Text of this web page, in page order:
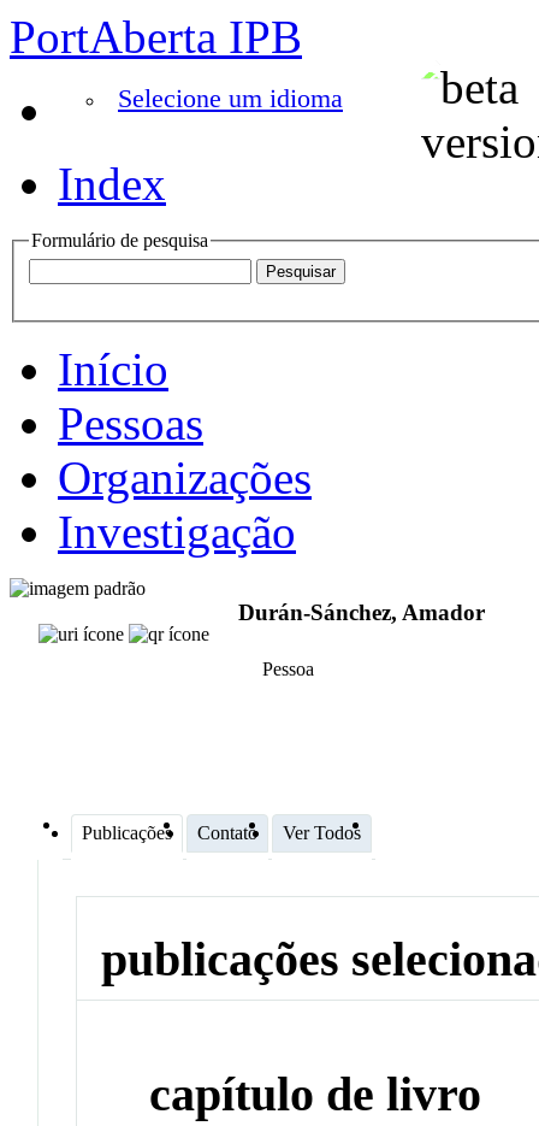
PortAberta IPB
Selecione um idioma
Index
Formulário de pesquisa
Início
Pessoas
Organizações
Investigação
Durán-Sánchez, Amador
Pessoa
Publicações Contato Ver Todos
publicações
capítulo de livro